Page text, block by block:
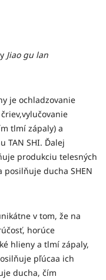
Jiao gu lan
je ochladzovanie
tlmí zápaly) a
TAN SHI. Ďalej
produkciu telesných
posilňuje ducha SHEN
v tom, že na
horúce
hlieny a tlmí zápaly,
pľúcaa ich
ducha, čím